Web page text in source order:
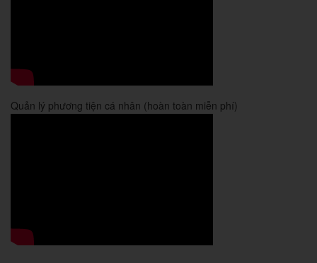
Quản lý phương tiện cá nhân (hoàn toàn miễn phí)